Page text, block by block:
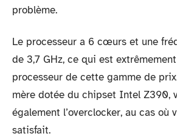
problème.
Le processeur a 6 cœurs et une
de 3,7 GHz, ce qui est
processeur de cette gamme de
mère dotée du chipset Intel Z390,
également l’overclocker, au cas où
satisfait.